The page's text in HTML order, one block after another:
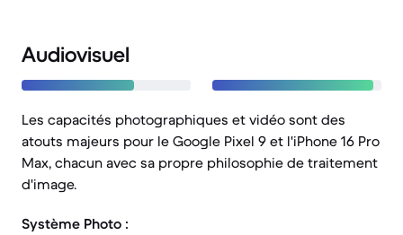
Audiovisuel
Les capacités photographiques et vidéo sont des
atouts majeurs pour le Google Pixel 9 et l'iPhone 16 Pro
Max, chacun avec sa propre philosophie de traitement
d'image.
Système Photo :